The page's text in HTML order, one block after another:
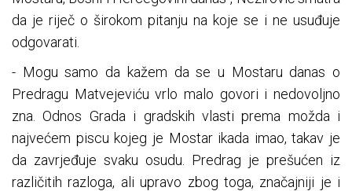
da je riječ o širokom pitanju na koje se i ne usuđuje
odgovarati.
- Mogu samo da kažem da se u Mostaru danas o
Predragu Matvejeviću vrlo malo govori i nedovoljno
zna. Odnos Grada i gradskih vlasti prema možda i
najvećem piscu kojeg je Mostar ikada imao, takav je
da zavrjeđuje svaku osudu. Predrag je prešućen iz
različitih razloga, ali upravo zbog toga, značajniji je i